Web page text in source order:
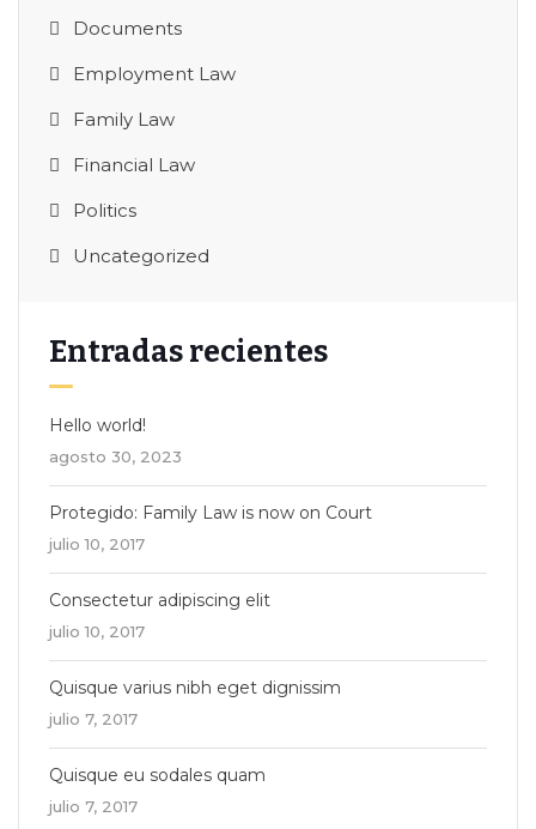
Documents
Employment Law
Family Law
Financial Law
Politics
Uncategorized
Entradas recientes
Hello world!
agosto 30, 2023
Protegido: Family Law is now on Court
julio 10, 2017
Consectetur adipiscing elit
julio 10, 2017
Quisque varius nibh eget dignissim
julio 7, 2017
Quisque eu sodales quam
julio 7, 2017